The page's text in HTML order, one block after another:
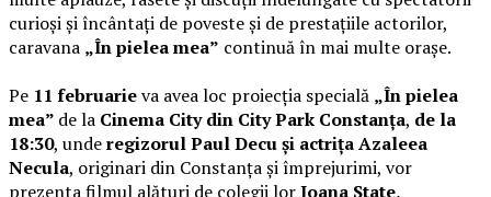
curioși și încântați de poveste și de prestațiile actorilor,
caravana „În pielea mea” continuă în mai multe orașe.
Pe 11 februarieva avea loc proiecția specială „În pielea
mea” de la Cinema City din City Park Constanța, de la
18:30, underegizorul Paul Decu și actrița Azaleea
Necula, originari din Constanța și împrejurimi, vor
prezenta filmul alături de colegii lorIoana State,